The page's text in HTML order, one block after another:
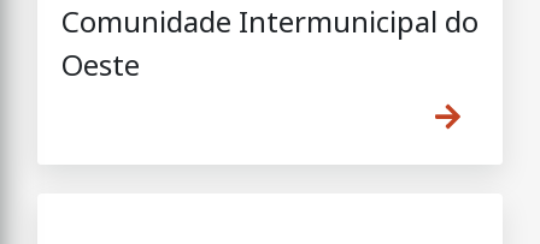
Comunidade Intermunicipal do
Oeste